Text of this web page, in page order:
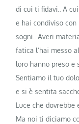
di cui ti fidavi.. A
e hai condiviso
sogni.. Averi
fatica l’hai messo
loro hanno preso e
Sentiamo il tuo
e si è sentita
Luce che dovrebbe
Ma noi ti diciamo